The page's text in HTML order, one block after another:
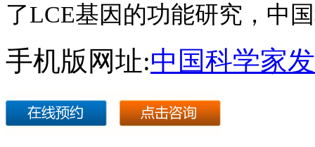
了LCE基因的功能研究，中
手机版网址:中国科学家